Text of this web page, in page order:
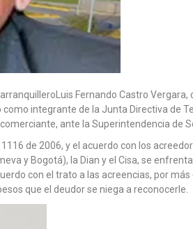
Fernando Castro Vergara,
integrante de la Junta Directiva de
ante la Superintendencia de
de 2006, y el acuerdo con los
y Bogotá), la Dian y el Cisa, se
con el trato a las acreencias, por más
que el deudor se niega a reconocerle.